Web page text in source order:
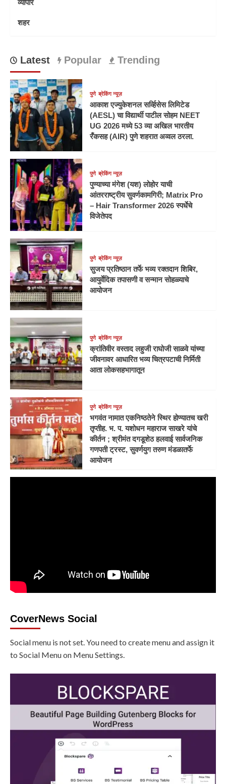
व्यापार
शहर
Latest Popular Trending
पुणे ब्रेकिंग न्यूज़
आकाश एज्युकेशनल सर्व्हिसेस लिमिटेड
(AESL) चा विद्यार्थी पाटील सोहम NEET
UG 2026 मध्ये 53 व्या अखिल भारतीय
रँकसह (AIR) पुणे शहरात अव्वल ठरला.
पुणे ब्रेकिंग न्यूज़
पुण्याच्या मंगेश (यश) लोहोर याची
आंतरराष्ट्रीय सुवर्णकामगिरी; Matrix Pro
– Hair Transformer 2026 स्पर्धेचे
विजेतेपद
पुणे ब्रेकिंग न्यूज़
सुजय प्रतिष्ठान तर्फे भव्य रक्तदान शिबिर,
आयुर्वेदिक तपासणी व सन्मान सोहळ्याचे
आयोजन
पुणे ब्रेकिंग न्यूज़
क्रांतिवीर वस्ताद लहुजी राघोजी साळवे यांच्या
जीवनावर आधारित भव्य चित्रपटाची निर्मिती
आता लोकसहभागातून
पुणे ब्रेकिंग न्यूज़
भगवंत नामात एकनिष्ठतेने स्थिर होण्यातच खरी
तृप्तीह. भ. प. यशोधन महाराज साखरे यांचे
कीर्तन ; श्रीमंत दगडूशेठ हलवाई सार्वजनिक
गणपती ट्रस्ट, सुवर्णयुग तरुण मंडळातर्फे
आयोजन
CoverNews Social
Social menu is not set. You need to create menu and assign it
to Social Menu on Menu Settings.